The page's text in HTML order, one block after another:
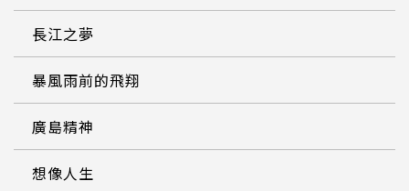
長江之夢
暴風雨前的飛翔
廣島精神
想像人生